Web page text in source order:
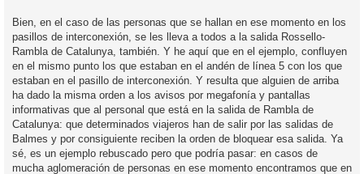
Bien, en el caso de las personas que se hallan en ese momento en los
pasillos de interconexión, se les lleva a todos a la salida Rossello-
Rambla de Catalunya, también. Y he aquí que en el ejemplo, confluyen
en el mismo punto los que estaban en el andén de línea 5 con los que
estaban en el pasillo de interconexión. Y resulta que alguien de arriba
ha dado la misma orden a los avisos por megafonía y pantallas
informativas que al personal que está en la salida de Rambla de
Catalunya: que determinados viajeros han de salir por las salidas de
Balmes y por consiguiente reciben la orden de bloquear esa salida. Ya
sé, es un ejemplo rebuscado pero que podría pasar: en casos de
mucha aglomeración de personas en ese momento encontramos que en